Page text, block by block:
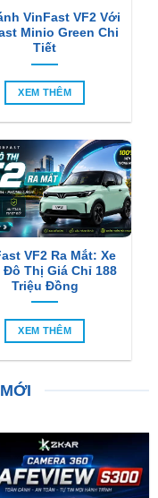
VinFast VF2 Với
Minio Green Chi
Tiết
XEM THÊM
VF2 Ra Mắt: Xe
Thị Giá Chỉ 188
Triệu Đồng
XEM THÊM